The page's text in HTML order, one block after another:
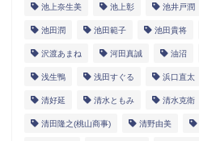
池上奈生美 池上彰 池井戸潤
池田潤 池田範子 池田貴将
沢渡あまね 河田真誠 油沼
浅生鴨 浅田すぐる 浜口直太
清好延 清水ともみ 清水克衛
清田隆之(桃山商事) 清野由美